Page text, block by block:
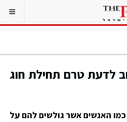
לדעת טרם תחילת חוג
האנשים אשר גולשים להם על